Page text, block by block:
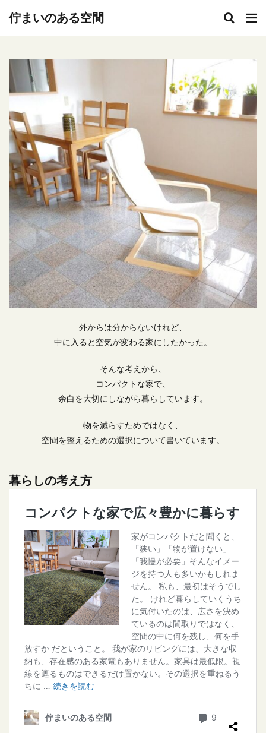
佇まいのある空間
外からは分からないけれど、
中に入ると空気が変わる家にしたかった。
そんな考えから、
コンパクトな家で、
余白を大切にしながら暮らしています。
物を減らすためではなく、
空間を整えるための選択について書いています。
暮らしの考え方
カテゴリー
タグ
Delonghi DIY
ＩＫＥＡ
JA直売所
NATUZZI
popIn Aladdin X2 Plus
ｓｔｕｄｉｏｍ’
ｗｏｏｄ
アート
アイアンオブジェ
イタリアレザー
イメチェン
インダストリアル
インテリア ゴミ箱 セネガルバスケット
インテリア 配置
インテリアコーディネート
ウォールデコ
オーブン
おしゃれなキッチンアイテム
オブジェ
お気に入り家具
お皿 カーテン
キッチン家電
ゴールド
ゴッホ シルバー
スタイリッシュ
スチールブラック
ストーリー
ソファー
タイルシール
タオルバー
タオルハンガー
トースター
トイレットペーパーホルダー
トイレ収納
プロジェクター
ベビー用品
ランドリー
中古住宅
主婦リアリティ 住宅ローン
住環境
体を包み込むタオル
優秀なお皿
切り枝
北欧風
吸水マット 図工の作品
壁かけ
大判バスタオル
大型家具
大画面で映画
子ども部屋
家電レンタル
寛ぎスペース
後付け収納
新居 新居生活
気球柄
洗面所
海外風
玄関とキッチンに置いた
男前インテリア
省スペース収納
真鍮
石膏ボード用
硬めの座面
空間を広く使う方法
突っ張りラック
築7年
組み合わせ
食器、マルミツポテリ